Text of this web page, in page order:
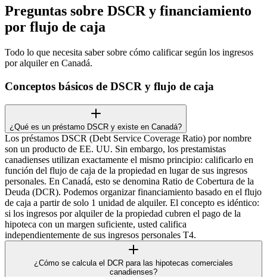
Preguntas sobre DSCR y financiamiento
por flujo de caja
Todo lo que necesita saber sobre cómo calificar según los ingresos
por alquiler en Canadá.
Conceptos básicos de DSCR y flujo de caja
¿Qué es un préstamo DSCR y existe en Canadá?
Los préstamos DSCR (Debt Service Coverage Ratio) por nombre
son un producto de EE. UU. Sin embargo, los prestamistas
canadienses utilizan exactamente el mismo principio: calificarlo en
función del flujo de caja de la propiedad en lugar de sus ingresos
personales. En Canadá, esto se denomina Ratio de Cobertura de la
Deuda (DCR). Podemos organizar financiamiento basado en el flujo
de caja a partir de solo 1 unidad de alquiler. El concepto es idéntico:
si los ingresos por alquiler de la propiedad cubren el pago de la
hipoteca con un margen suficiente, usted califica
independientemente de sus ingresos personales T4.
¿Cómo se calcula el DCR para las hipotecas comerciales
canadienses?